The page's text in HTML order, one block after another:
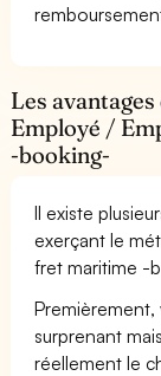
Les
Employé /
-booking-
Il existe
exerçant le
fret maritime -
Premièrement,
surprenant
réellement le